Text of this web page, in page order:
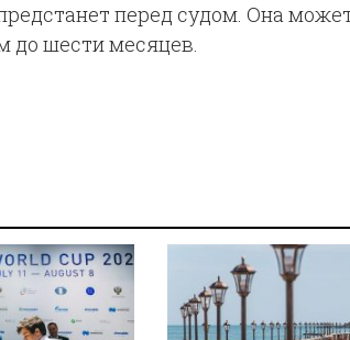
перед судом. Она
до шести месяцев.